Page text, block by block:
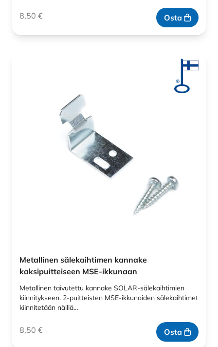
8,50 € Osta
Metallinen sälekaihtimen kannake
kaksipuitteiseen MSE-ikkunaan
Metallinen taivutettu kannake SOLAR-sälekaihtimien
kiinnitykseen. 2-puitteisten MSE-ikkunoiden sälekaihtimet
kiinnitetään näillä…
8,50 € Osta